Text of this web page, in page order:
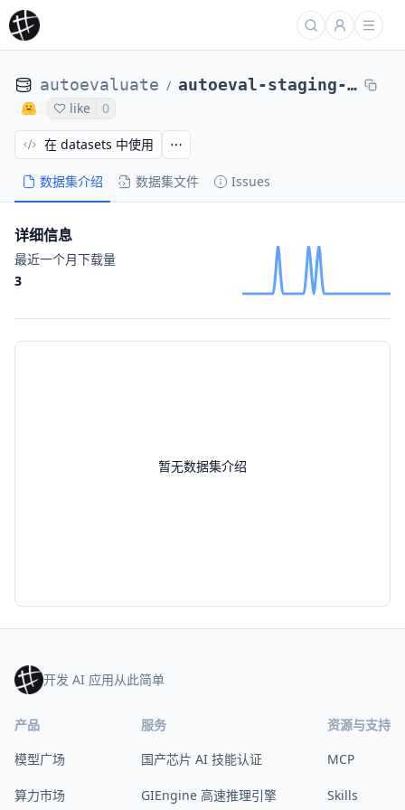
autoevaluate / autoeval-staging-eval-glue-qnli-1747ab-14696029
like 0
数据集介绍 数据集文件 Issues
在 datasets 中使用
暂无数据集介绍
详细信息
最近一个月下载量
3
开发 AI 应用从此简单
产品
模型广场
算力市场
服务
国产芯片 AI 技能认证
GIEngine 高速推理引擎
资源与支持
MCP
Skills